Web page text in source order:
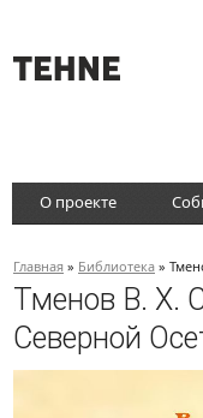
О проекте
Главная » Библиотека »
Тменов В. Х.
Северной